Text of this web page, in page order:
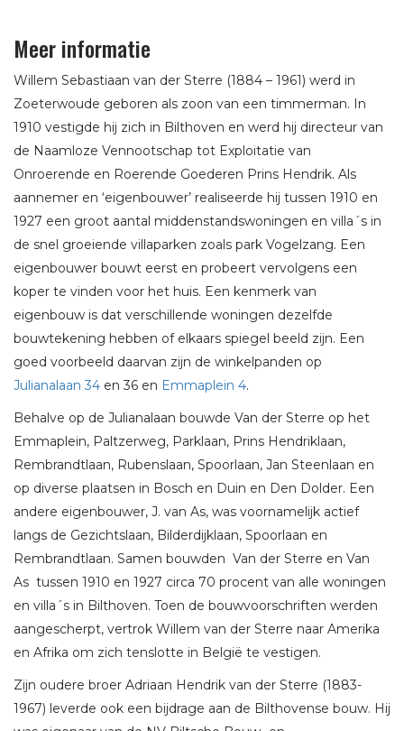
Meer informatie
Willem Sebastiaan van der Sterre (1884 – 1961) werd in
Zoeterwoude geboren als zoon van een timmerman. In
1910 vestigde hij zich in Bilthoven en werd hij directeur van
de Naamloze Vennootschap tot Exploitatie van
Onroerende en Roerende Goederen Prins Hendrik. Als
aannemer en ‘eigenbouwer’ realiseerde hij tussen 1910 en
1927 een groot aantal middenstandswoningen en villa´s in
de snel groeiende villaparken zoals park Vogelzang. Een
eigenbouwer bouwt eerst en probeert vervolgens een
koper te vinden voor het huis. Een kenmerk van
eigenbouw is dat verschillende woningen dezelfde
bouwtekening hebben of elkaars spiegel beeld zijn. Een
goed voorbeeld daarvan zijn de winkelpanden op
Julianalaan 34 en 36 en Emmaplein 4.
Behalve op de Julianalaan bouwde Van der Sterre op het
Emmaplein, Paltzerweg, Parklaan, Prins Hendriklaan,
Rembrandtlaan, Rubenslaan, Spoorlaan, Jan Steenlaan en
op diverse plaatsen in Bosch en Duin en Den Dolder. Een
andere eigenbouwer, J. van As, was voornamelijk actief
langs de Gezichtslaan, Bilderdijklaan, Spoorlaan en
Rembrandtlaan. Samen bouwden Van der Sterre en Van
As tussen 1910 en 1927 circa 70 procent van alle woningen
en villa´s in Bilthoven. Toen de bouwvoorschriften werden
aangescherpt, vertrok Willem van der Sterre naar Amerika
en Afrika om zich tenslotte in België te vestigen.
Zijn oudere broer Adriaan Hendrik van der Sterre (1883-
1967) leverde ook een bijdrage aan de Bilthovense bouw. Hij